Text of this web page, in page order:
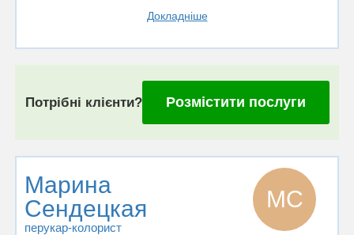
Докладніше
Потрібні клієнти? Розмістити послуги
Марина
Сендецкая
перукар-колорист
МС